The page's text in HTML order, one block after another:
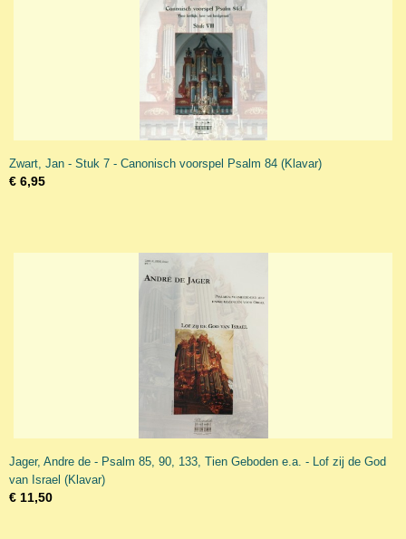
Zwart, Jan - Stuk 7 - Canonisch voorspel Psalm 84 (Klavar)
€ 6,95
Jager, Andre de - Psalm 85, 90, 133, Tien Geboden e.a. - Lof zij de God
van Israel (Klavar)
€ 11,50